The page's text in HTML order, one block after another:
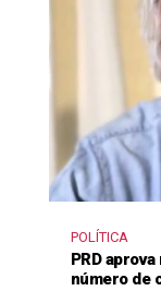
POLÍTICA
PRD
número de